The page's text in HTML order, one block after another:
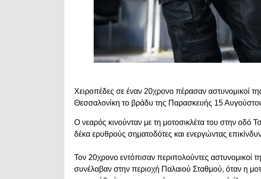
Χειροπέδες σε έναν 20χρονο πέρασαν αστυνομικοί
Θεσσαλονίκη το βράδυ της Παρασκευής 15
Ο νεαρός κινούνταν με τη μοτοσικλέτα του στην οδό
δέκα ερυθρούς σηματοδότες και ενεργώντας
Τον 20χρονο εντόπισαν περιπολούντες αστυνομικοί
συνέλαβαν στην περιοχή Παλαιού Σταθμού, όταν η